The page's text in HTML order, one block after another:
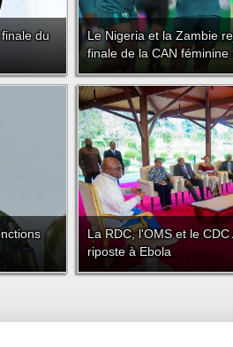
du
Le Nigeria et la Zambie
finale de la CAN féminine
La RDC, l'OMS et le
riposte à Ebola